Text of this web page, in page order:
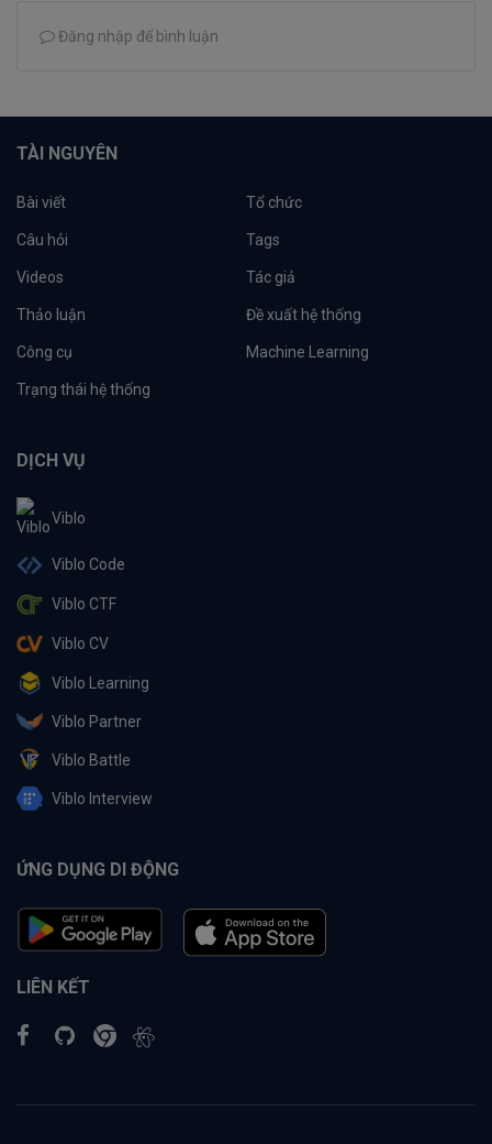
Đăng nhập để bình luận
TÀI NGUYÊN
Bài viết Tổ chức
Câu hỏi Tags
Videos Tác giả
Thảo luận Đề xuất hệ thống
Công cụ Machine Learning
Trạng thái hệ thống
DỊCH VỤ
Viblo
Viblo Code
Viblo CTF
Viblo CV
Viblo Learning
Viblo Partner
Viblo Battle
Viblo Interview
ỨNG DỤNG DI ĐỘNG
LIÊN KẾT